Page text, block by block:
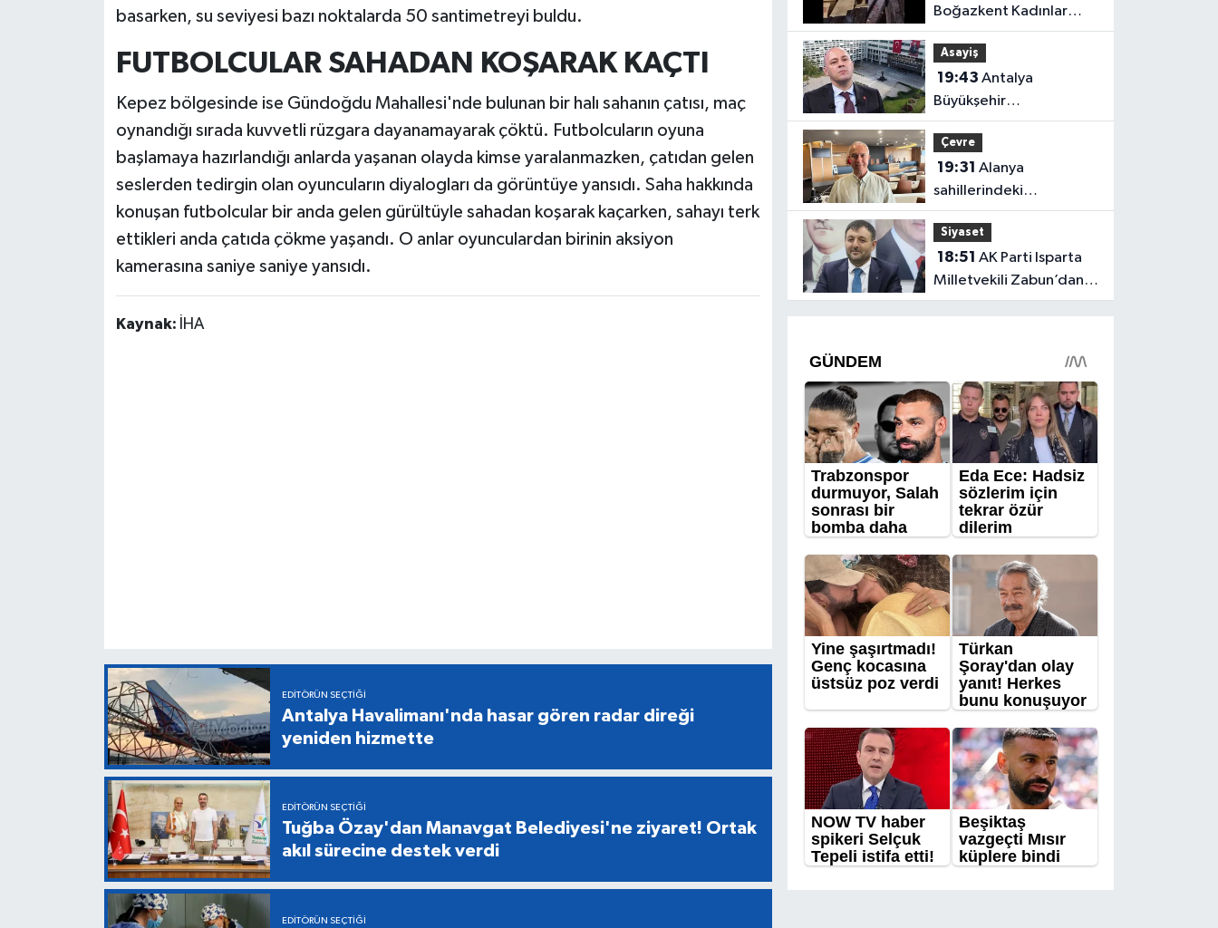
basarken, su seviyesi bazı noktalarda 50 santimetreyi buldu.
FUTBOLCULAR SAHADAN KOŞARAK KAÇTI
Kepez bölgesinde ise Gündoğdu Mahallesi'nde bulunan bir halı sahanın çatısı, maç
oynandığı sırada kuvvetli rüzgara dayanamayarak çöktü. Futbolcuların oyuna
başlamaya hazırlandığı anlarda yaşanan olayda kimse yaralanmazken, çatıdan gelen
seslerden tedirgin olan oyuncuların diyalogları da görüntüye yansıdı. Saha hakkında
konuşan futbolcular bir anda gelen gürültüyle sahadan koşarak kaçarken, sahayı terk
ettikleri anda çatıda çökme yaşandı. O anlar oyunculardan birinin aksiyon
kamerasına saniye saniye yansıdı.
Kaynak: İHA
EDITÖRÜN SEÇTIĞI
Antalya Havalimanı'nda hasar gören radar direği
yeniden hizmette
EDITÖRÜN SEÇTIĞI
Tuğba Özay'dan Manavgat Belediyesi'ne ziyaret! Ortak
akıl sürecine destek verdi
EDITÖRÜN SEÇTIĞI
Boğazkent Kadınlar
Plajı’nda bırakılan çöpler
tepki çekti
Asayiş
19:43
Büyükşehir
soruşturmasında iki isim
hakkında yeni karar
Çevre
19:31
sahillerindeki
mikroplastik kirliliğinin
kaynağı açıklandı
Siyaset
18:51
Milletvekili Zabun’dan
Antalya mesajı: “Ne